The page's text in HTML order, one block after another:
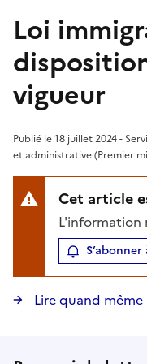
Loi
vigueur
Publié le 18 juillet 2024 -
et administrative (Premier
Cet article
L'information
Lire quand